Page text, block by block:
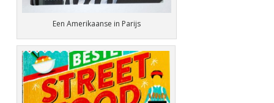
Een Amerikaanse in Parijs